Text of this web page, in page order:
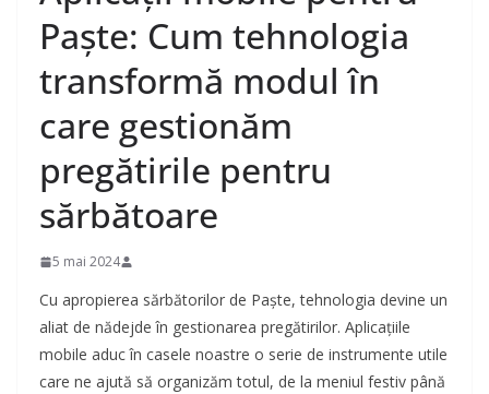
Paște: Cum tehnologia
transformă modul în
care gestionăm
pregătirile pentru
sărbătoare
5 mai 2024
Cu apropierea sărbătorilor de Paște, tehnologia devine un
aliat de nădejde în gestionarea pregătirilor. Aplicațiile
mobile aduc în casele noastre o serie de instrumente utile
care ne ajută să organizăm totul, de la meniul festiv până